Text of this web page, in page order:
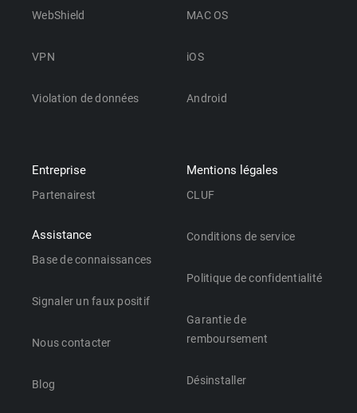
WebShield
VPN
Violation de données
MAC OS
iOS
Android
Entreprise
Partenairest
Assistance
Base de connaissances
Signaler un faux positif
Nous contacter
Blog
Mentions légales
CLUF
Conditions de service
Politique de confidentialité
Garantie de
remboursement
Désinstaller